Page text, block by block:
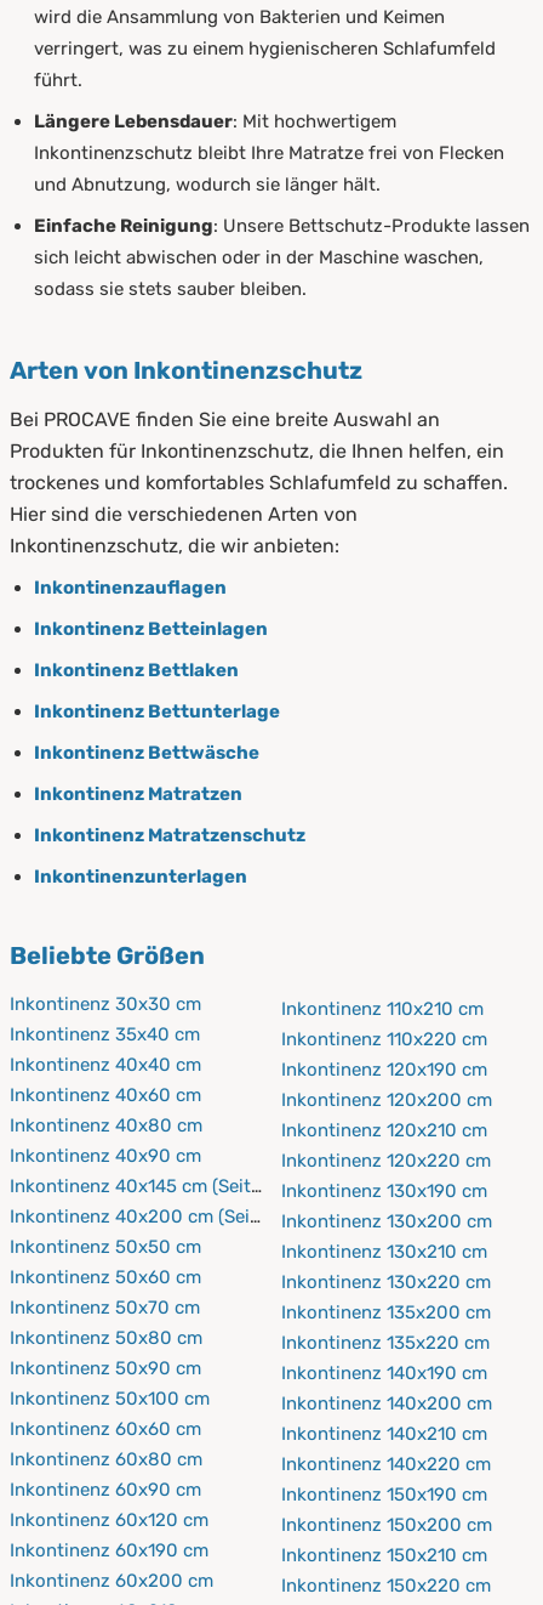
wird die Ansammlung von Bakterien und Keimen
verringert, was zu einem hygienischeren Schlafumfeld
führt.
Längere Lebensdauer: Mit hochwertigem
Inkontinenzschutz bleibt Ihre Matratze frei von Flecken
und Abnutzung, wodurch sie länger hält.
Einfache Reinigung: Unsere Bettschutz-Produkte lassen
sich leicht abwischen oder in der Maschine waschen,
sodass sie stets sauber bleiben.
Arten von Inkontinenzschutz
Bei PROCAVE finden Sie eine breite Auswahl an
Produkten für Inkontinenzschutz, die Ihnen helfen, ein
trockenes und komfortables Schlafumfeld zu schaffen.
Hier sind die verschiedenen Arten von
Inkontinenzschutz, die wir anbieten:
Inkontinenzauflagen
Inkontinenz Betteinlagen
Inkontinenz Bettlaken
Inkontinenz Bettunterlage
Inkontinenz Bettwäsche
Inkontinenz Matratzen
Inkontinenz Matratzenschutz
Inkontinenzunterlagen
Beliebte Größen
Inkontinenz 30x30 cm
Inkontinenz 35x40 cm
Inkontinenz 40x40 cm
Inkontinenz 40x60 cm
Inkontinenz 40x80 cm
Inkontinenz 40x90 cm
Inkontinenz 40x145 cm (Seitenschläferkissen)
Inkontinenz 40x200 cm (Seitenschläferkissen)
Inkontinenz 50x50 cm
Inkontinenz 50x60 cm
Inkontinenz 50x70 cm
Inkontinenz 50x80 cm
Inkontinenz 50x90 cm
Inkontinenz 50x100 cm
Inkontinenz 60x60 cm
Inkontinenz 60x80 cm
Inkontinenz 60x90 cm
Inkontinenz 60x120 cm
Inkontinenz 60x190 cm
Inkontinenz 60x200 cm
Inkontinenz 110x210 cm
Inkontinenz 110x220 cm
Inkontinenz 120x190 cm
Inkontinenz 120x200 cm
Inkontinenz 120x210 cm
Inkontinenz 120x220 cm
Inkontinenz 130x190 cm
Inkontinenz 130x200 cm
Inkontinenz 130x210 cm
Inkontinenz 130x220 cm
Inkontinenz 135x200 cm
Inkontinenz 135x220 cm
Inkontinenz 140x190 cm
Inkontinenz 140x200 cm
Inkontinenz 140x210 cm
Inkontinenz 140x220 cm
Inkontinenz 150x190 cm
Inkontinenz 150x200 cm
Inkontinenz 150x210 cm
Inkontinenz 150x220 cm